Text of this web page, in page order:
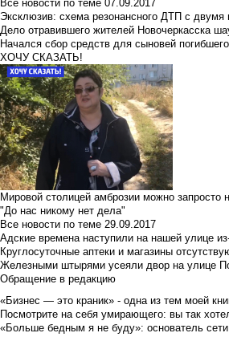
Все новости по теме 07.09.2017
Эксклюзив: схема резонансного ДТП с
Дело отравившего жителей Новочеркасска
Начался сбор средств для сыновей
ХОЧУ СКАЗАТЬ!
Мировой столицей амброзии можно запросто
"До нас никому нет дела"
Все новости по теме 29.09.2017
Адские времена наступили на нашей улице
Круглосуточные аптеки и магазины
Железными штырями усеяли двор на улице
Обращение в редакцию
«Бизнес — это краник» - одна из тем моей
Посмотрите на себя умирающего: вы так
«Больше бедным я не буду»: основатель